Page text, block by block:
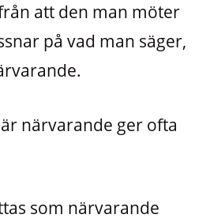
att den man möter
på vad man säger,
närvarande ger ofta
som närvarande